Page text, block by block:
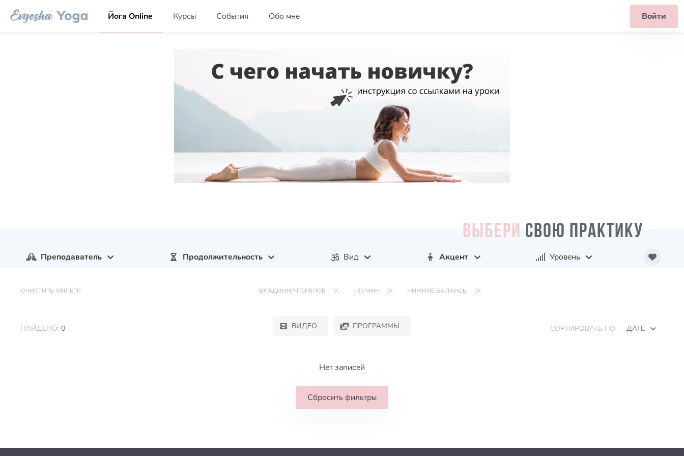
Йога Online Курсы События Обо мне Войти
ВЫБЕРИ СВОЮ ПРАКТИКУ
Преподаватель Продолжительность Вид Акцент Уровень
ОЧИСТИТЬ ФИЛЬТР ВЛАДИМИР ГОРЕЛОВ ~30 МИН НИЖНИЕ БАЛАНСЫ
НАЙДЕНО: 0 ВИДЕО ПРОГРАММЫ СОРТИРОВАТЬ ПО ДАТЕ
Нет записей
Сбросить фильтры